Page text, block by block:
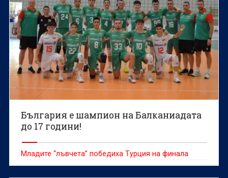
България е шампион на Балканиадата
до 17 години!
Младите “лъвчета” победиха Турция на финала